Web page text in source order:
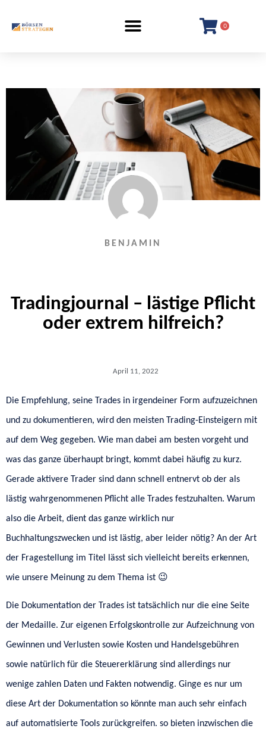
0
BENJAMIN
Tradingjournal – lästige Pflicht
oder extrem hilfreich?
April 11, 2022
Die Empfehlung, seine Trades in irgendeiner Form aufzuzeichnen
und zu dokumentieren, wird den meisten Trading-Einsteigern mit
auf dem Weg gegeben. Wie man dabei am besten vorgeht und
was das ganze überhaupt bringt, kommt dabei häufig zu kurz.
Gerade aktivere Trader sind dann schnell entnervt ob der als
lästig wahrgenommenen Pflicht alle Trades festzuhalten. Warum
also die Arbeit, dient das ganze wirklich nur
Buchhaltungszwecken und ist lästig, aber leider nötig? An der Art
der Fragestellung im Titel lässt sich vielleicht bereits erkennen,
wie unsere Meinung zu dem Thema ist 😉
Die Dokumentation der Trades ist tatsächlich nur die eine Seite
der Medaille. Zur eigenen Erfolgskontrolle zur Aufzeichnung von
Gewinnen und Verlusten sowie Kosten und Handelsgebühren
sowie natürlich für die Steuererklärung sind allerdings nur
wenige zahlen Daten und Fakten notwendig. Ginge es nur um
diese Art der Dokumentation so könnte man auch sehr einfach
auf automatisierte Tools zurückgreifen. so bieten inzwischen die